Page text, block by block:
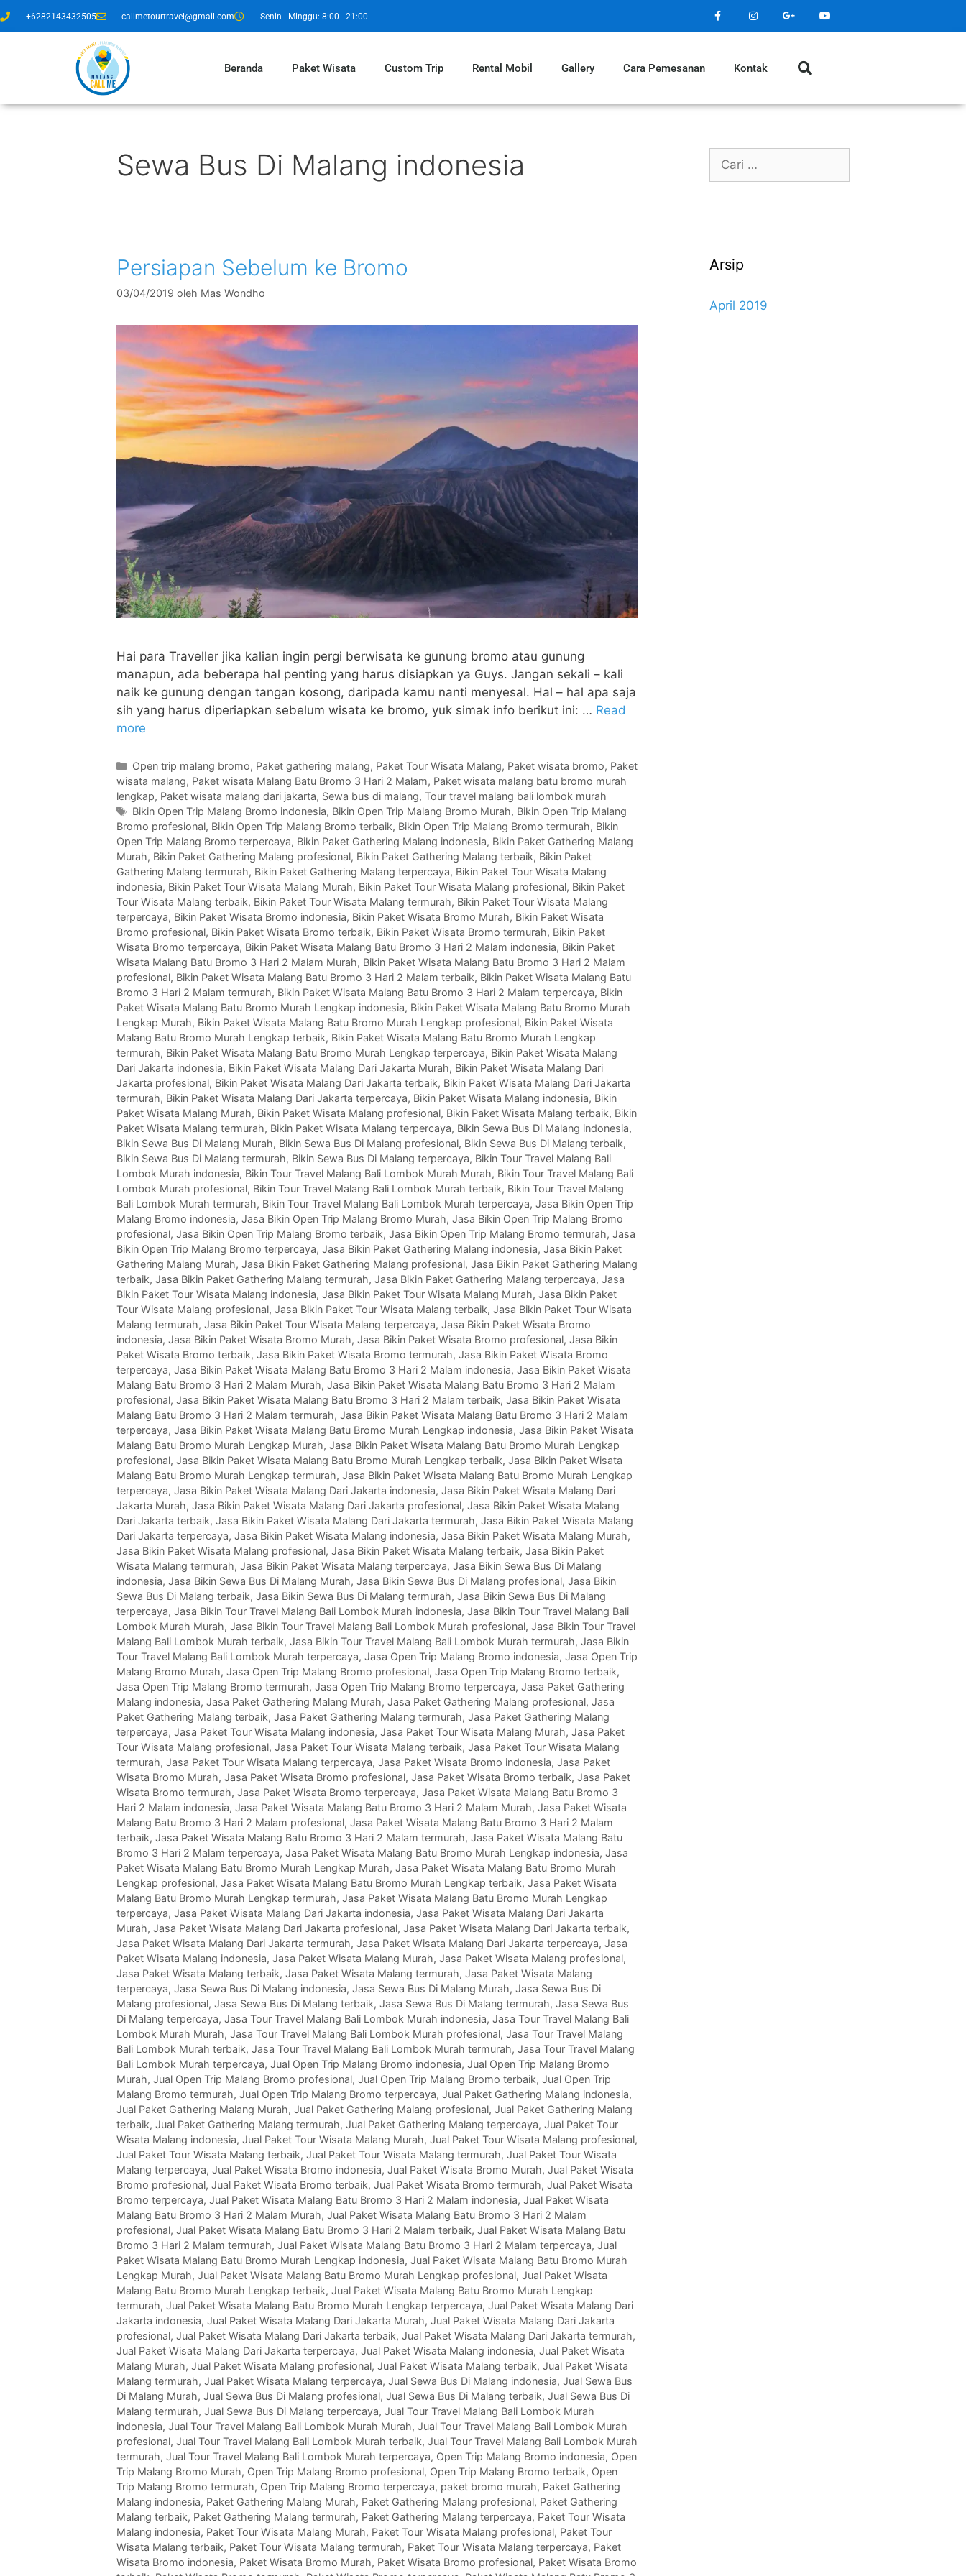
+6282143432505 callmetourtravel@gmail.com Senin - Minggu: 8:00 - 21:00
Beranda Paket Wisata Custom Trip Rental Mobil Gallery Cara Pemesanan Kontak
Sewa Bus Di Malang indonesia
Persiapan Sebelum ke Bromo
03/04/2019 oleh Mas Wondho
Hai para Traveller jika kalian ingin pergi berwisata ke gunung bromo atau gunung
manapun, ada beberapa hal penting yang harus disiapkan ya Guys. Jangan sekali – kali
naik ke gunung dengan tangan kosong, daripada kamu nanti menyesal. Hal – hal apa saja
sih yang harus diperiapkan sebelum wisata ke bromo, yuk simak info berikut ini: … Read
more
Open trip malang bromo, Paket gathering malang, Paket Tour Wisata Malang, Paket wisata bromo, Paket
wisata malang, Paket wisata Malang Batu Bromo 3 Hari 2 Malam, Paket wisata malang batu bromo murah
lengkap, Paket wisata malang dari jakarta, Sewa bus di malang, Tour travel malang bali lombok murah
Bikin Open Trip Malang Bromo indonesia, Bikin Open Trip Malang Bromo Murah, Bikin Open Trip Malang
Bromo profesional, Bikin Open Trip Malang Bromo terbaik, Bikin Open Trip Malang Bromo termurah, Bikin
Open Trip Malang Bromo terpercaya, Bikin Paket Gathering Malang indonesia, Bikin Paket Gathering Malang
Murah, Bikin Paket Gathering Malang profesional, Bikin Paket Gathering Malang terbaik, Bikin Paket
Gathering Malang termurah, Bikin Paket Gathering Malang terpercaya, Bikin Paket Tour Wisata Malang
indonesia, Bikin Paket Tour Wisata Malang Murah, Bikin Paket Tour Wisata Malang profesional, Bikin Paket
Tour Wisata Malang terbaik, Bikin Paket Tour Wisata Malang termurah, Bikin Paket Tour Wisata Malang
terpercaya, Bikin Paket Wisata Bromo indonesia, Bikin Paket Wisata Bromo Murah, Bikin Paket Wisata
Bromo profesional, Bikin Paket Wisata Bromo terbaik, Bikin Paket Wisata Bromo termurah, Bikin Paket
Wisata Bromo terpercaya, Bikin Paket Wisata Malang Batu Bromo 3 Hari 2 Malam indonesia, Bikin Paket
Wisata Malang Batu Bromo 3 Hari 2 Malam Murah, Bikin Paket Wisata Malang Batu Bromo 3 Hari 2 Malam
profesional, Bikin Paket Wisata Malang Batu Bromo 3 Hari 2 Malam terbaik, Bikin Paket Wisata Malang Batu
Bromo 3 Hari 2 Malam termurah, Bikin Paket Wisata Malang Batu Bromo 3 Hari 2 Malam terpercaya, Bikin
Paket Wisata Malang Batu Bromo Murah Lengkap indonesia, Bikin Paket Wisata Malang Batu Bromo Murah
Lengkap Murah, Bikin Paket Wisata Malang Batu Bromo Murah Lengkap profesional, Bikin Paket Wisata
Malang Batu Bromo Murah Lengkap terbaik, Bikin Paket Wisata Malang Batu Bromo Murah Lengkap
termurah, Bikin Paket Wisata Malang Batu Bromo Murah Lengkap terpercaya, Bikin Paket Wisata Malang
Dari Jakarta indonesia, Bikin Paket Wisata Malang Dari Jakarta Murah, Bikin Paket Wisata Malang Dari
Jakarta profesional, Bikin Paket Wisata Malang Dari Jakarta terbaik, Bikin Paket Wisata Malang Dari Jakarta
termurah, Bikin Paket Wisata Malang Dari Jakarta terpercaya, Bikin Paket Wisata Malang indonesia, Bikin
Paket Wisata Malang Murah, Bikin Paket Wisata Malang profesional, Bikin Paket Wisata Malang terbaik, Bikin
Paket Wisata Malang termurah, Bikin Paket Wisata Malang terpercaya, Bikin Sewa Bus Di Malang indonesia,
Bikin Sewa Bus Di Malang Murah, Bikin Sewa Bus Di Malang profesional, Bikin Sewa Bus Di Malang terbaik,
Bikin Sewa Bus Di Malang termurah, Bikin Sewa Bus Di Malang terpercaya, Bikin Tour Travel Malang Bali
Lombok Murah indonesia, Bikin Tour Travel Malang Bali Lombok Murah Murah, Bikin Tour Travel Malang Bali
Lombok Murah profesional, Bikin Tour Travel Malang Bali Lombok Murah terbaik, Bikin Tour Travel Malang
Bali Lombok Murah termurah, Bikin Tour Travel Malang Bali Lombok Murah terpercaya, Jasa Bikin Open Trip
Malang Bromo indonesia, Jasa Bikin Open Trip Malang Bromo Murah, Jasa Bikin Open Trip Malang Bromo
profesional, Jasa Bikin Open Trip Malang Bromo terbaik, Jasa Bikin Open Trip Malang Bromo termurah, Jasa
Bikin Open Trip Malang Bromo terpercaya, Jasa Bikin Paket Gathering Malang indonesia, Jasa Bikin Paket
Gathering Malang Murah, Jasa Bikin Paket Gathering Malang profesional, Jasa Bikin Paket Gathering Malang
terbaik, Jasa Bikin Paket Gathering Malang termurah, Jasa Bikin Paket Gathering Malang terpercaya, Jasa
Bikin Paket Tour Wisata Malang indonesia, Jasa Bikin Paket Tour Wisata Malang Murah, Jasa Bikin Paket
Tour Wisata Malang profesional, Jasa Bikin Paket Tour Wisata Malang terbaik, Jasa Bikin Paket Tour Wisata
Malang termurah, Jasa Bikin Paket Tour Wisata Malang terpercaya, Jasa Bikin Paket Wisata Bromo
indonesia, Jasa Bikin Paket Wisata Bromo Murah, Jasa Bikin Paket Wisata Bromo profesional, Jasa Bikin
Paket Wisata Bromo terbaik, Jasa Bikin Paket Wisata Bromo termurah, Jasa Bikin Paket Wisata Bromo
terpercaya, Jasa Bikin Paket Wisata Malang Batu Bromo 3 Hari 2 Malam indonesia, Jasa Bikin Paket Wisata
Malang Batu Bromo 3 Hari 2 Malam Murah, Jasa Bikin Paket Wisata Malang Batu Bromo 3 Hari 2 Malam
profesional, Jasa Bikin Paket Wisata Malang Batu Bromo 3 Hari 2 Malam terbaik, Jasa Bikin Paket Wisata
Malang Batu Bromo 3 Hari 2 Malam termurah, Jasa Bikin Paket Wisata Malang Batu Bromo 3 Hari 2 Malam
terpercaya, Jasa Bikin Paket Wisata Malang Batu Bromo Murah Lengkap indonesia, Jasa Bikin Paket Wisata
Malang Batu Bromo Murah Lengkap Murah, Jasa Bikin Paket Wisata Malang Batu Bromo Murah Lengkap
profesional, Jasa Bikin Paket Wisata Malang Batu Bromo Murah Lengkap terbaik, Jasa Bikin Paket Wisata
Malang Batu Bromo Murah Lengkap termurah, Jasa Bikin Paket Wisata Malang Batu Bromo Murah Lengkap
terpercaya, Jasa Bikin Paket Wisata Malang Dari Jakarta indonesia, Jasa Bikin Paket Wisata Malang Dari
Jakarta Murah, Jasa Bikin Paket Wisata Malang Dari Jakarta profesional, Jasa Bikin Paket Wisata Malang
Dari Jakarta terbaik, Jasa Bikin Paket Wisata Malang Dari Jakarta termurah, Jasa Bikin Paket Wisata Malang
Dari Jakarta terpercaya, Jasa Bikin Paket Wisata Malang indonesia, Jasa Bikin Paket Wisata Malang Murah,
Jasa Bikin Paket Wisata Malang profesional, Jasa Bikin Paket Wisata Malang terbaik, Jasa Bikin Paket
Wisata Malang termurah, Jasa Bikin Paket Wisata Malang terpercaya, Jasa Bikin Sewa Bus Di Malang
indonesia, Jasa Bikin Sewa Bus Di Malang Murah, Jasa Bikin Sewa Bus Di Malang profesional, Jasa Bikin
Sewa Bus Di Malang terbaik, Jasa Bikin Sewa Bus Di Malang termurah, Jasa Bikin Sewa Bus Di Malang
terpercaya, Jasa Bikin Tour Travel Malang Bali Lombok Murah indonesia, Jasa Bikin Tour Travel Malang Bali
Lombok Murah Murah, Jasa Bikin Tour Travel Malang Bali Lombok Murah profesional, Jasa Bikin Tour Travel
Malang Bali Lombok Murah terbaik, Jasa Bikin Tour Travel Malang Bali Lombok Murah termurah, Jasa Bikin
Tour Travel Malang Bali Lombok Murah terpercaya, Jasa Open Trip Malang Bromo indonesia, Jasa Open Trip
Malang Bromo Murah, Jasa Open Trip Malang Bromo profesional, Jasa Open Trip Malang Bromo terbaik,
Jasa Open Trip Malang Bromo termurah, Jasa Open Trip Malang Bromo terpercaya, Jasa Paket Gathering
Malang indonesia, Jasa Paket Gathering Malang Murah, Jasa Paket Gathering Malang profesional, Jasa
Paket Gathering Malang terbaik, Jasa Paket Gathering Malang termurah, Jasa Paket Gathering Malang
terpercaya, Jasa Paket Tour Wisata Malang indonesia, Jasa Paket Tour Wisata Malang Murah, Jasa Paket
Tour Wisata Malang profesional, Jasa Paket Tour Wisata Malang terbaik, Jasa Paket Tour Wisata Malang
termurah, Jasa Paket Tour Wisata Malang terpercaya, Jasa Paket Wisata Bromo indonesia, Jasa Paket
Wisata Bromo Murah, Jasa Paket Wisata Bromo profesional, Jasa Paket Wisata Bromo terbaik, Jasa Paket
Wisata Bromo termurah, Jasa Paket Wisata Bromo terpercaya, Jasa Paket Wisata Malang Batu Bromo 3
Hari 2 Malam indonesia, Jasa Paket Wisata Malang Batu Bromo 3 Hari 2 Malam Murah, Jasa Paket Wisata
Malang Batu Bromo 3 Hari 2 Malam profesional, Jasa Paket Wisata Malang Batu Bromo 3 Hari 2 Malam
terbaik, Jasa Paket Wisata Malang Batu Bromo 3 Hari 2 Malam termurah, Jasa Paket Wisata Malang Batu
Bromo 3 Hari 2 Malam terpercaya, Jasa Paket Wisata Malang Batu Bromo Murah Lengkap indonesia, Jasa
Paket Wisata Malang Batu Bromo Murah Lengkap Murah, Jasa Paket Wisata Malang Batu Bromo Murah
Lengkap profesional, Jasa Paket Wisata Malang Batu Bromo Murah Lengkap terbaik, Jasa Paket Wisata
Malang Batu Bromo Murah Lengkap termurah, Jasa Paket Wisata Malang Batu Bromo Murah Lengkap
terpercaya, Jasa Paket Wisata Malang Dari Jakarta indonesia, Jasa Paket Wisata Malang Dari Jakarta
Murah, Jasa Paket Wisata Malang Dari Jakarta profesional, Jasa Paket Wisata Malang Dari Jakarta terbaik,
Jasa Paket Wisata Malang Dari Jakarta termurah, Jasa Paket Wisata Malang Dari Jakarta terpercaya, Jasa
Paket Wisata Malang indonesia, Jasa Paket Wisata Malang Murah, Jasa Paket Wisata Malang profesional,
Jasa Paket Wisata Malang terbaik, Jasa Paket Wisata Malang termurah, Jasa Paket Wisata Malang
terpercaya, Jasa Sewa Bus Di Malang indonesia, Jasa Sewa Bus Di Malang Murah, Jasa Sewa Bus Di
Malang profesional, Jasa Sewa Bus Di Malang terbaik, Jasa Sewa Bus Di Malang termurah, Jasa Sewa Bus
Di Malang terpercaya, Jasa Tour Travel Malang Bali Lombok Murah indonesia, Jasa Tour Travel Malang Bali
Lombok Murah Murah, Jasa Tour Travel Malang Bali Lombok Murah profesional, Jasa Tour Travel Malang
Bali Lombok Murah terbaik, Jasa Tour Travel Malang Bali Lombok Murah termurah, Jasa Tour Travel Malang
Bali Lombok Murah terpercaya, Jual Open Trip Malang Bromo indonesia, Jual Open Trip Malang Bromo
Murah, Jual Open Trip Malang Bromo profesional, Jual Open Trip Malang Bromo terbaik, Jual Open Trip
Malang Bromo termurah, Jual Open Trip Malang Bromo terpercaya, Jual Paket Gathering Malang indonesia,
Jual Paket Gathering Malang Murah, Jual Paket Gathering Malang profesional, Jual Paket Gathering Malang
terbaik, Jual Paket Gathering Malang termurah, Jual Paket Gathering Malang terpercaya, Jual Paket Tour
Wisata Malang indonesia, Jual Paket Tour Wisata Malang Murah, Jual Paket Tour Wisata Malang profesional,
Jual Paket Tour Wisata Malang terbaik, Jual Paket Tour Wisata Malang termurah, Jual Paket Tour Wisata
Malang terpercaya, Jual Paket Wisata Bromo indonesia, Jual Paket Wisata Bromo Murah, Jual Paket Wisata
Bromo profesional, Jual Paket Wisata Bromo terbaik, Jual Paket Wisata Bromo termurah, Jual Paket Wisata
Bromo terpercaya, Jual Paket Wisata Malang Batu Bromo 3 Hari 2 Malam indonesia, Jual Paket Wisata
Malang Batu Bromo 3 Hari 2 Malam Murah, Jual Paket Wisata Malang Batu Bromo 3 Hari 2 Malam
profesional, Jual Paket Wisata Malang Batu Bromo 3 Hari 2 Malam terbaik, Jual Paket Wisata Malang Batu
Bromo 3 Hari 2 Malam termurah, Jual Paket Wisata Malang Batu Bromo 3 Hari 2 Malam terpercaya, Jual
Paket Wisata Malang Batu Bromo Murah Lengkap indonesia, Jual Paket Wisata Malang Batu Bromo Murah
Lengkap Murah, Jual Paket Wisata Malang Batu Bromo Murah Lengkap profesional, Jual Paket Wisata
Malang Batu Bromo Murah Lengkap terbaik, Jual Paket Wisata Malang Batu Bromo Murah Lengkap
termurah, Jual Paket Wisata Malang Batu Bromo Murah Lengkap terpercaya, Jual Paket Wisata Malang Dari
Jakarta indonesia, Jual Paket Wisata Malang Dari Jakarta Murah, Jual Paket Wisata Malang Dari Jakarta
profesional, Jual Paket Wisata Malang Dari Jakarta terbaik, Jual Paket Wisata Malang Dari Jakarta termurah,
Jual Paket Wisata Malang Dari Jakarta terpercaya, Jual Paket Wisata Malang indonesia, Jual Paket Wisata
Malang Murah, Jual Paket Wisata Malang profesional, Jual Paket Wisata Malang terbaik, Jual Paket Wisata
Malang termurah, Jual Paket Wisata Malang terpercaya, Jual Sewa Bus Di Malang indonesia, Jual Sewa Bus
Di Malang Murah, Jual Sewa Bus Di Malang profesional, Jual Sewa Bus Di Malang terbaik, Jual Sewa Bus Di
Malang termurah, Jual Sewa Bus Di Malang terpercaya, Jual Tour Travel Malang Bali Lombok Murah
indonesia, Jual Tour Travel Malang Bali Lombok Murah Murah, Jual Tour Travel Malang Bali Lombok Murah
profesional, Jual Tour Travel Malang Bali Lombok Murah terbaik, Jual Tour Travel Malang Bali Lombok Murah
termurah, Jual Tour Travel Malang Bali Lombok Murah terpercaya, Open Trip Malang Bromo indonesia, Open
Trip Malang Bromo Murah, Open Trip Malang Bromo profesional, Open Trip Malang Bromo terbaik, Open
Trip Malang Bromo termurah, Open Trip Malang Bromo terpercaya, paket bromo murah, Paket Gathering
Malang indonesia, Paket Gathering Malang Murah, Paket Gathering Malang profesional, Paket Gathering
Malang terbaik, Paket Gathering Malang termurah, Paket Gathering Malang terpercaya, Paket Tour Wisata
Malang indonesia, Paket Tour Wisata Malang Murah, Paket Tour Wisata Malang profesional, Paket Tour
Wisata Malang terbaik, Paket Tour Wisata Malang termurah, Paket Tour Wisata Malang terpercaya, Paket
Wisata Bromo indonesia, Paket Wisata Bromo Murah, Paket Wisata Bromo profesional, Paket Wisata Bromo
Arsip
April 2019